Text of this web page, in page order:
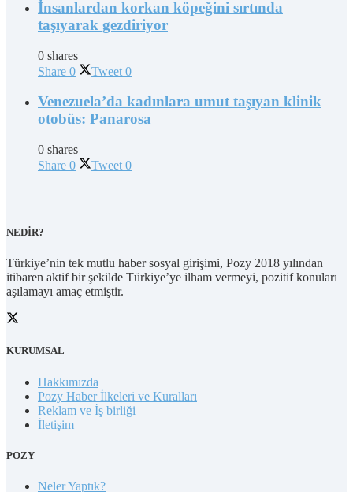
İnsanlardan korkan köpeğini sırtında
taşıyarak gezdiriyor
0 shares
Share 0 Tweet 0
Venezuela’da kadınlara umut taşıyan klinik
otobüs: Panarosa
0 shares
Share 0 Tweet 0
NEDİR?
Türkiye’nin tek mutlu haber sosyal girişimi, Pozy 2018 yılından
itibaren aktif bir şekilde Türkiye’ye ilham vermeyi, pozitif konuları
aşılamayı amaç etmiştir.
KURUMSAL
Hakkımızda
Pozy Haber İlkeleri ve Kuralları
Reklam ve İş birliği
İletişim
POZY
Neler Yaptık?